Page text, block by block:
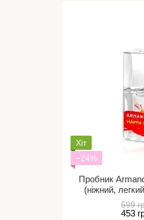
Хіт
−24%
Пробник
(ніжний,
599
453